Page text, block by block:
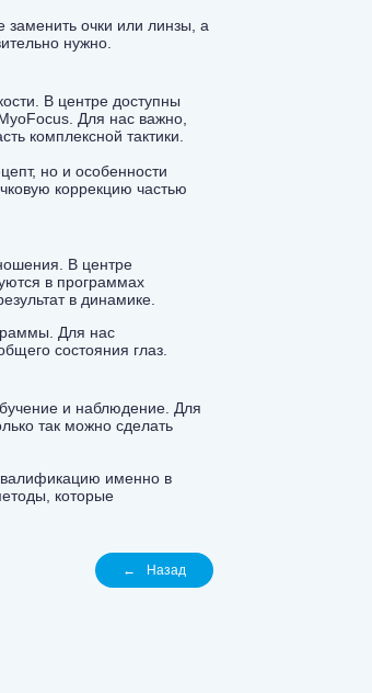
очки или линзы, а
нужно.
В центре доступны
Для нас важно,
комплексной тактики.
но и особенности
коррекцию частью
В центре
в программах
в динамике.
Для нас
состояния глаз.
и наблюдение. Для
так можно сделать
именно в
которые
← Назад